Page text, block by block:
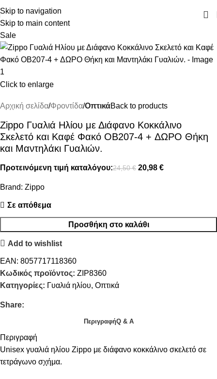
Skip to navigation
Skip to main content
ΔΩΡΕΑΝ ΜΕΤΑΦΟΡΙΚΑ ΑΝΩ ΤΩΝ 45€
Sale
Click to enlarge
Αρχική σελίδα Φροντίδα ΟπτικάBack to products
Zippo Γυαλιά Ηλίου με Διάφανο Κοκκάλινο
Σκελετό και Καφέ Φακό OB207-4 + ΔΩΡΟ Θήκη
και Μαντηλάκι Γυαλιών.
Προτεινόμενη τιμή καταλόγου:24,50€ 20,98 €
Brand: Zippo
Σε απόθεμα
Προσθήκη στο καλάθι
Add to wishlist
EAN: 8057717118360
Κωδικός προϊόντος: ZIP8360
Κατηγορίες: Γυαλιά ηλίου, Οπτικά
Share:
ΠεριγραφήQ & A
Περιγραφή
Unisex γυαλιά ηλίου Zippo με διάφανο κοκκάλινο σκελετό σε
τετράγωνο σχήμα.